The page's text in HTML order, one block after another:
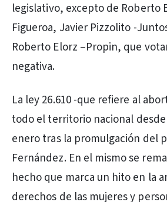
legislativo, excepto de Roberto
Figueroa, Javier Pizzolito -
Roberto Elorz –Propin, que
negativa.
La ley 26.610 -que refiere al
todo el territorio nacional
enero tras la promulgación del
Fernández. En el mismo se
hecho que marca un hito en la
derechos de las mujeres y